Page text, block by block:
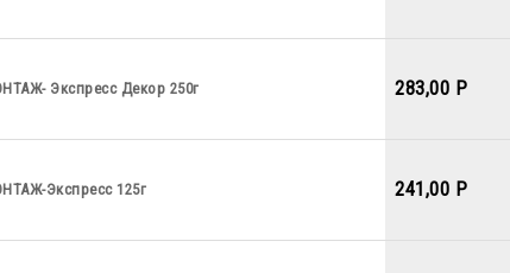
Экспресс Декор 250г 283,00 P
Экспресс 125г 241,00 P